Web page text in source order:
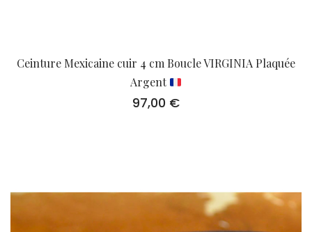
Ceinture Mexicaine cuir 4 cm Boucle VIRGINIA Plaquée
Argent
97,00 €